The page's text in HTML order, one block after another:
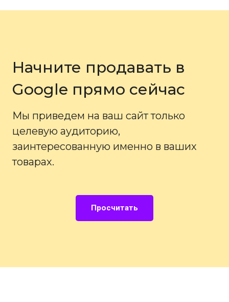
Начните продавать в
Google прямо сейчас
Мы приведем на ваш сайт только
целевую аудиторию,
заинтересованную именно в ваших
товарах.
Просчитать